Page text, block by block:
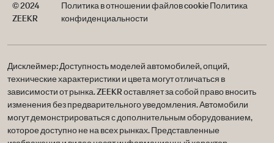
© 2024
ZEEKR
Политика в отношении файлов cookieПолитика
конфиденциальности
Дисклеймер: Доступность моделей автомобилей, опций,
технические характеристики и цвета могут отличаться в
зависимости от рынка. ZEEKR оставляет за собой право вносить
изменения без предварительного уведомления. Автомобили
могут демонстрироваться с дополнительным оборудованием,
которое доступно не на всех рынках. Представленные